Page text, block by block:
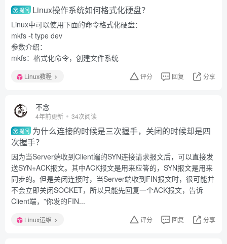
提问 Linux操作系统如何格式化硬盘？
Linux中可以使用下面的命令格式化硬盘：
mkfs -t type dev
参数介绍：
mkfs：格式化命令，创建文件系统
Linux教程 评分 回复 分享
不念
4年前更新 34次阅读
提问 为什么连接的时候是三次握手，关闭的时候却是四
次握手？
因为当Server端收到Client端的SYN连接请求报文后，可以直接发
送SYN+ACK报文。其中ACK报文是用来应答的，SYN报文是用来
同步的。但是关闭连接时，当Server端收到FIN报文时，很可能并
不会立即关闭SOCKET，所以只能先回复一个ACK报文，告诉
Client端，”你发的FIN...
Linux运维 评分 回复 分享